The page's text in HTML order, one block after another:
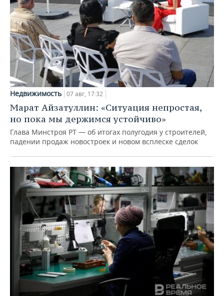
Недвижимость 07 авг, 17:32
Марат Айзатуллин: «Ситуация непростая,
но пока мы держимся устойчиво»
Глава Минстроя РТ — об итогах полугодия у строителей,
падении продаж новостроек и новом всплеске сделок